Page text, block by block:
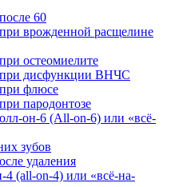
60
врожденной расщелине
остеомиелите
при дисфункции ВНЧС
флюсе
пародонтозе
он-6 (All-on-6) или «всё-
зубов
удаления
(all-on-4) или «всё-на-